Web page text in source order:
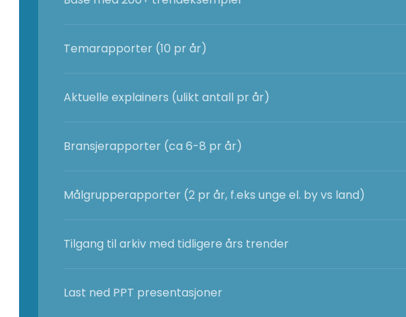
Temarapporter (10 pr år)
Aktuelle explainers (ulikt antall pr år)
Bransjerapporter (ca 6-8 pr år)
Målgrupperapporter (2 pr år, f.eks unge el. by vs land)
Tilgang til arkiv med tidligere års trender
Last ned PPT presentasjoner